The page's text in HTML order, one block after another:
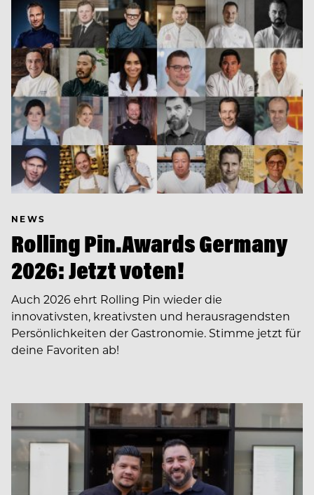
NEWS
Rolling Pin.Awards Germany
2026: Jetzt voten!
Auch 2026 ehrt Rolling Pin wieder die
innovativsten, kreativsten und herausragendsten
Persönlichkeiten der Gastronomie. Stimme jetzt für
deine Favoriten ab!